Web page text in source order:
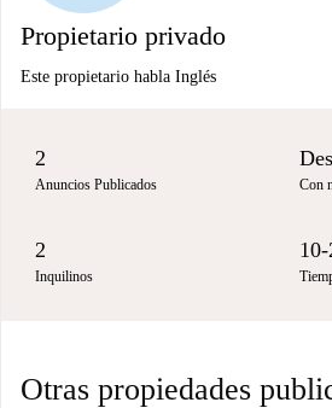
Propietario privado
Este propietario habla Inglés
2
Anuncios Publicados Con
2
Inquilinos
Otras propiedades